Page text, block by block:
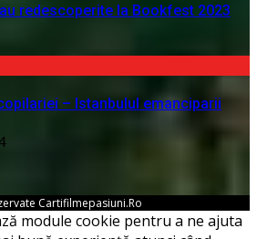
redescoperite la Bookfest 2023
– Istanbulul emanciparii
Cartifilmepasiuni.ro
module cookie pentru a ne ajuta